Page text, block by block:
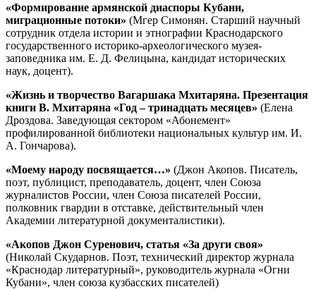
«Формирование армянской диаспоры Кубани,
миграционные потоки» (Мгер Симонян. Старший научный
сотрудник отдела истории и этнографии Краснодарского
государственного историко-археологического музея-
заповедника им. Е. Д. Фелицына, кандидат исторических
наук, доцент).
«Жизнь и творчество Вагаршака Мхитаряна. Презентация
книги В. Мхитаряна «Год – тринадцать месяцев» (Елена
Дроздова. Заведующая сектором «Абонемент»
профилированной библиотеки национальных культур им. И.
А. Гончарова).
«Моему народу посвящается…» (Джон Акопов. Писатель,
поэт, публицист, преподаватель, доцент, член Союза
журналистов России, член Союза писателей России,
полковник гвардии в отставке, действительный член
Академии литературной документалистики).
«Акопов Джон Суренович, статья «За други своя»
(Николай Скударнов. Поэт, технический директор журнала
«Краснодар литературный», руководитель журнала «Огни
Кубани», член союза кузбасских писателей)